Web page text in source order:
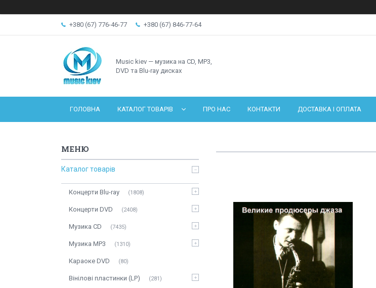
+380 (67) 776-46-77 +380 (67) 846-77-64
Music kiev — музика на CD, MP3,
DVD та Blu-ray дисках
ГОЛОВНА КАТАЛОГ ТОВАРІВ ПРО НАС КОНТАКТИ ДОСТАВКА І ОПЛАТА
Каталог товарів
Концерти Blu-ray 1808
Концерти DVD 2408
Музика CD 7435
Музика MP3 1310
Караоке DVD 80
Вінілові пластинки (LP) 281